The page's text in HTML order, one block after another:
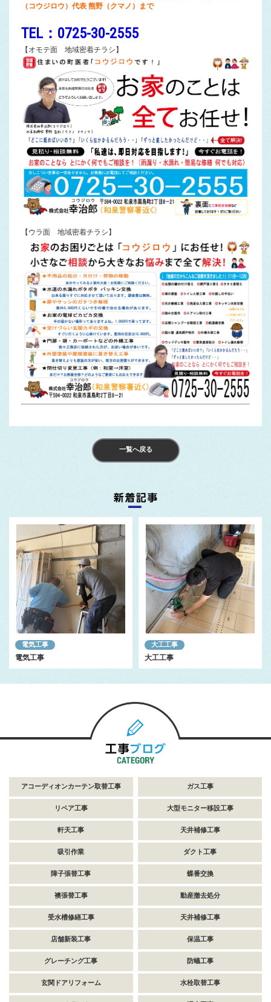
（コウジロウ）代表 熊野（クマノ）まで
TEL：0725-30-2555
【オモテ面 地域密着チラシ】
【ウラ面 地域密着チラシ】
一覧へ戻る
電気工事
電気工事
大工工事
大工工事
アコーディオンカーテン取替工事 ガス工事
リペア工事 大型モニター移設工事
軒天工事 天井補修工事
吸引作業 ダクト工事
障子張替工事 蝶番交換
襖張替工事 動産撤去処分
受水槽修繕工事 天井補修工事
店舗新装工事 保温工事
グレーチング工事 防蟻工事
玄関ドアリフォーム 水栓取替工事